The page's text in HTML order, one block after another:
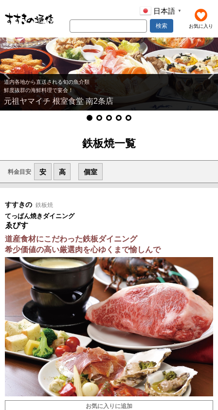
お気に入り
日本語 ▼
検索
道内各地から直送される旬の魚介類
鮮度抜群の海鮮料理で宴会！
元祖ヤマイチ 根室食堂 南2条店
鉄板焼一覧
料金目安 安 高 個室
すすきの 鉄板焼
てっぱん焼きダイニング
ゑびす
道産食材にこだわった鉄板ダイニング
希少価値の高い厳選肉を心ゆくまで愉しんで
お気に入りに追加